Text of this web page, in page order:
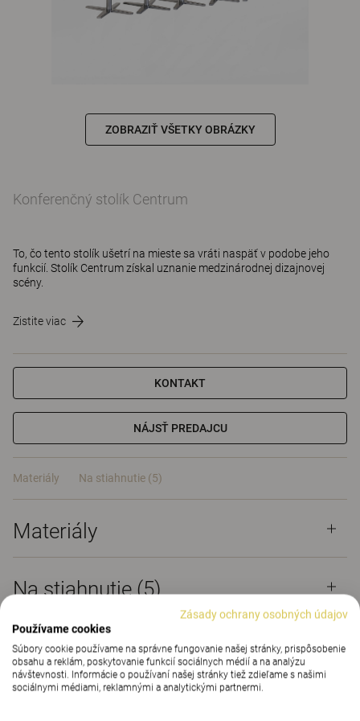
ZOBRAZIŤ VŠETKY OBRÁZKY
Konferenčný stolík Centrum
To, čo tento stolík ušetrí na mieste sa vráti naspäť v podobe jeho
funkcií. Stolík Centrum získal uznanie medzinárodnej dizajnovej
scény.
Zistite viac
KONTAKT
NÁJSŤ PREDAJCU
Materiály Na stiahnutie (5)
Materiály
Na stiahnutie (5)
Konferenčný stolík Centrum
Zásady ochrany osobných údajov
Používame cookies
Súbory cookie používame na správne fungovanie našej stránky, prispôsobenie
obsahu a reklám, poskytovanie funkcií sociálnych médií a na analýzu
návštevnosti. Informácie o používaní našej stránky tiež zdieľame s našimi
sociálnymi médiami, reklamnými a analytickými partnermi.